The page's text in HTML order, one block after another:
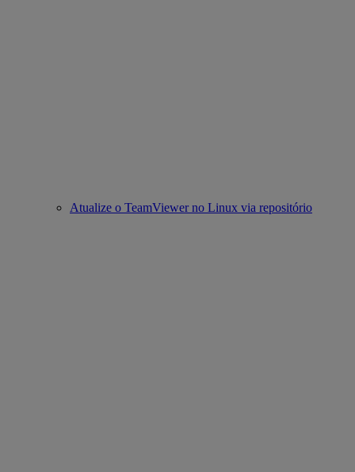
Atualize o TeamViewer no Linux via repositório